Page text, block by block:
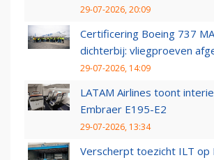
29-07-2026, 20:09
Certificering Boeing 737
dichterbij: vliegproeven
29-07-2026, 14:09
LATAM Airlines toont
Embraer E195-E2
29-07-2026, 13:34
Verscherpt toezicht ILT op